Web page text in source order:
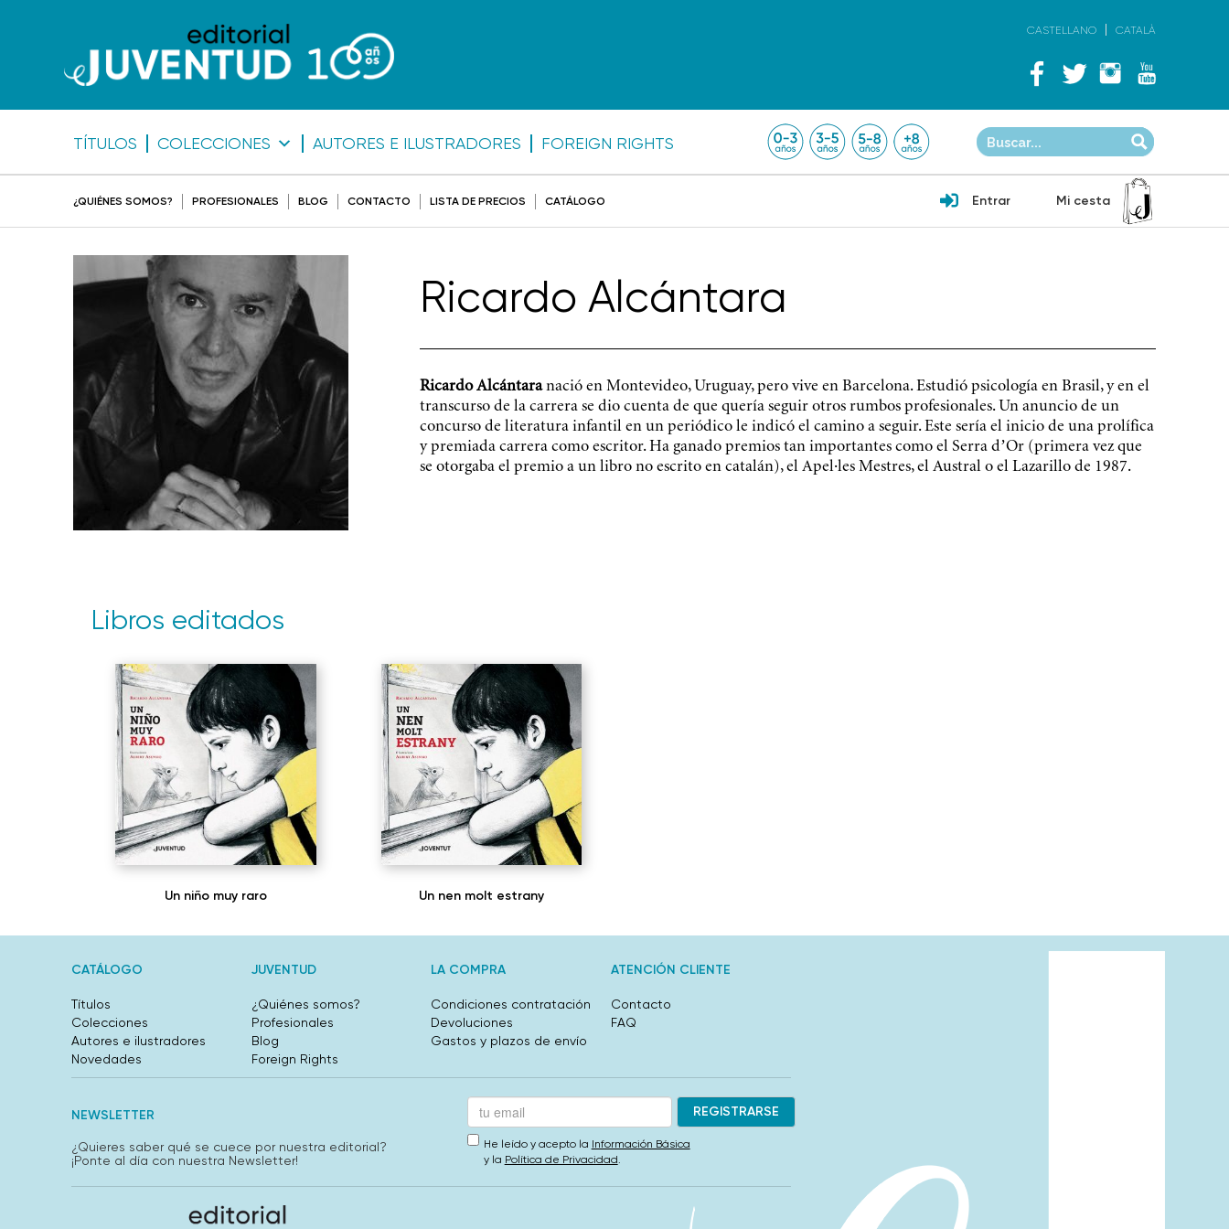
CASTELLANO CATALÀ
TÍTULOS COLECCIONES AUTORES E ILUSTRADORES FOREIGN RIGHTS
¿QUIÉNES SOMOS? PROFESIONALES BLOG CONTACTO LISTA DE PRECIOS CATÁLOGO Entrar Mi cesta
Ricardo Alcántara
Ricardo Alcántaranació en Montevideo, Uruguay, pero vive en Barcelona. Estudió psicología en Brasil, y en el
transcurso de la carrera se dio cuenta de que quería seguir otros rumbos profesionales. Un anuncio de un
concurso de literatura infantil en un periódico le indicó el camino a seguir. Este sería el inicio de una prolífica
y premiada carrera como escritor. Ha ganado premios tan importantes como el Serra d’Or (primera vez que
se otorgaba el premio a un libro no escrito en catalán), el Apel·les Mestres, el Austral o el Lazarillo de 1987.
Libros editados
Un niño muy raro Un nen molt estrany
CATÁLOGO
Títulos
Colecciones
Autores e ilustradores
Novedades
JUVENTUD
¿Quiénes somos?
Profesionales
Blog
Foreign Rights
LA COMPRA
Condiciones contratación
Devoluciones
Gastos y plazos de envío
ATENCIÓN CLIENTE
Contacto
FAQ
NEWSLETTER
¿Quieres saber qué se cuece por nuestra editorial?
¡Ponte al día con nuestra Newsletter!
He leído y acepto la Información Básica
y la Política de Privacidad.